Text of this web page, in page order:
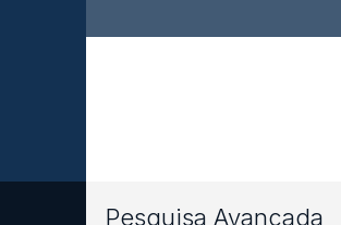
Pesquisa Avançada